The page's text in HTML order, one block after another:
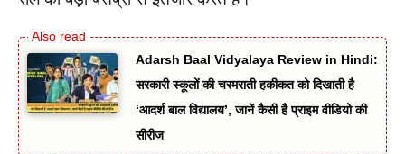
Adarsh Baal Vidyalaya Review in Hindi:
सरकारी स्कूलों की चरमराती हकीकत को दिखाती है
‘आदर्श बाल विद्यालय’, जानें कैसी है प्राइम वीडियो की
सीरीज